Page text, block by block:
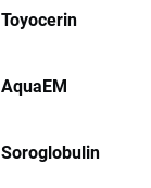
Toyocerin
AquaEM
Soroglobulin